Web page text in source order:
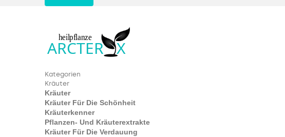
Kategorien
Kräuter
Kräuter
Kräuter Für Die Schönheit
Kräuterkenner
Pflanzen- Und Kräuterextrakte
Kräuter Für Die Verdauung